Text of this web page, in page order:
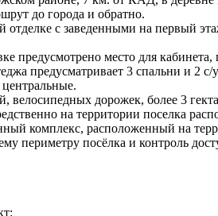
до города и обратно.
отделке с заведенными на первый
предусмотрено место для
предусматривает 3 спальни и 2 с/
велосипедных дорожек, более 3
на территории поселка
комплекс, расположенный на
периметру посёлка и контроль